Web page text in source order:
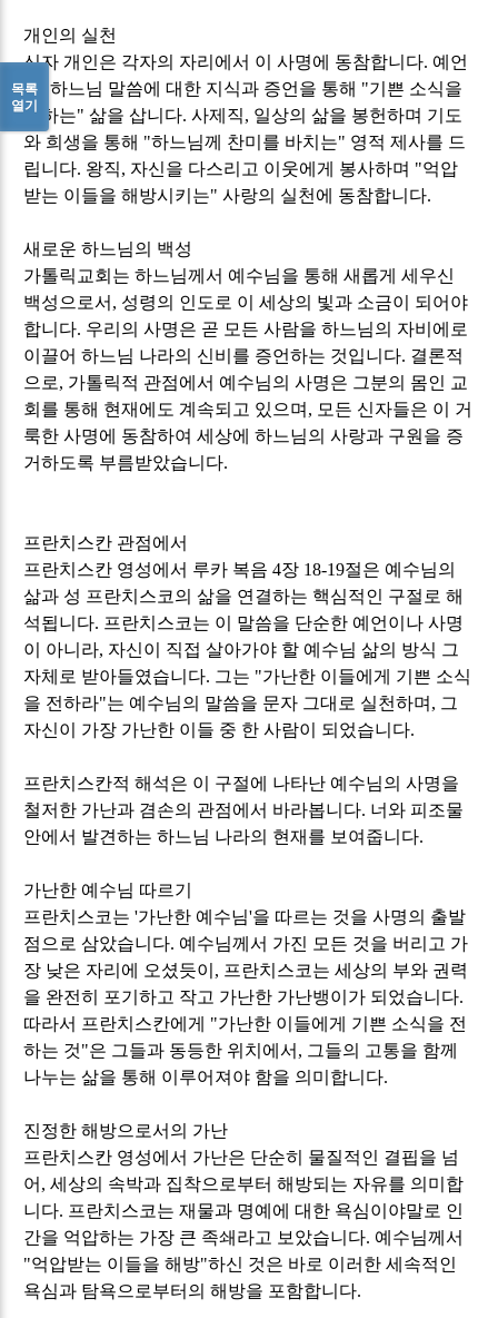
개인의 실천
신자 개인은 각자의 자리에서 이 사명에 동참합니다. 예언
직
,하느님 말씀에 대한 지식과 증언을 통해 "기쁜 소식을
전하는"삶을 삽니다.사제직, 일상의 삶을 봉헌하며 기도
와 희생을 통해 "하느님께 찬미를 바치는" 영적 제사를 드
립니다. 왕직, 자신을 다스리고 이웃에게 봉사하며 "억압
받는 이들을 해방시키는"사랑의 실천에 동참합니다.
새로운 하느님의 백성
가톨릭교회는 하느님께서 예수님을 통해 새롭게 세우신
백성으로서 , 성령의 인도로 이 세상의 빛과 소금이 되어야
합니다. 우리의 사명은 곧 모든 사람을 하느님의 자비에로
이끌어 하느님 나라의 신비를 증언하는 것입니다. 결론적
으로, 가톨릭적 관점에서 예수님의 사명은 그분의 몸인 교
회를 통해 현재에도 계속되고 있으며 , 모든 신자들은 이 거
룩한 사명에 동참하여 세상에 하느님의 사랑과 구원을 증
거하도록 부름받았습니다.
프란치스칸 관점에서
프란치스칸 영성에서 루카 복음4장 18-19절은 예수님의
삶과 성 프란치스코의 삶을 연결하는 핵심적인 구절로 해
석됩니다. 프란치스코는 이 말씀을 단순한 예언이나 사명
이 아니라, 자신이 직접 살아가야 할 예수님 삶의 방식 그
자체로 받아들였습니다. 그는 "가난한 이들에게 기쁜 소식
을 전하라"는 예수님의 말씀을 문자 그대로 실천하며 , 그
자신이 가장 가난한 이들 중 한 사람이 되었습니다.
프란치스칸적 해석은 이 구절에 나타난 예수님의 사명을
철저한 가난과 겸손의 관점에서 바라봅니다. 너와 피조물
안에서 발견하는 하느님 나라의 현재를 보여줍니다.
가난한 예수님 따르기
프란치스코는'가난한 예수님'을 따르는 것을 사명의 출발
점으로 삼았습니다. 예수님께서 가진 모든 것을 버리고 가
장 낮은 자리에 오셨듯이 , 프란치스코는 세상의 부와 권력
을 완전히 포기하고 작고 가난한 가난뱅이가 되었습니다.
따라서 프란치스칸에게 "가난한 이들에게 기쁜 소식을 전
하는 것"은 그들과 동등한 위치에서 , 그들의 고통을 함께
나누는 삶을 통해 이루어져야 함을 의미합니다.
진정한 해방으로서의 가난
프란치스칸 영성에서 가난은 단순히 물질적인 결핍을 넘
어 ,세상의 속박과 집착으로부터 해방되는 자유를 의미합
니다. 프란치스코는 재물과 명예에 대한 욕심이야말로 인
간을 억압하는 가장 큰 족쇄라고 보았습니다. 예수님께서
"억압받는 이들을 해방"하신 것은 바로 이러한 세속적인
욕심과 탐욕으로부터의 해방을 포함합니다.
목록
열기